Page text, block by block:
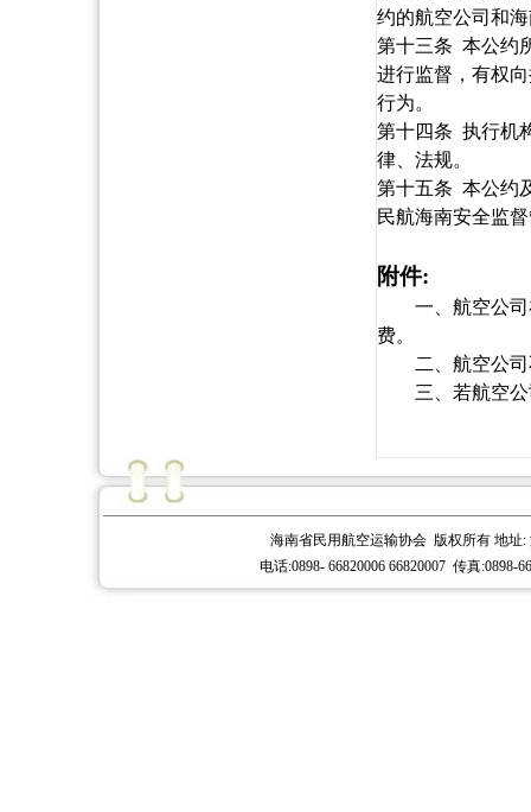
约的航空公司和
第十三条 本公约
进行监督，有权
行为。
第十四条 执行机
律、法规。
第十五条 本公约
民航海南安全监
附件:
一、航空公
费。
二、航空公
三、若航空
海南省民用航空运输协会 版权所有 地址
电话:0898- 66820006 66820007 传真:0898-